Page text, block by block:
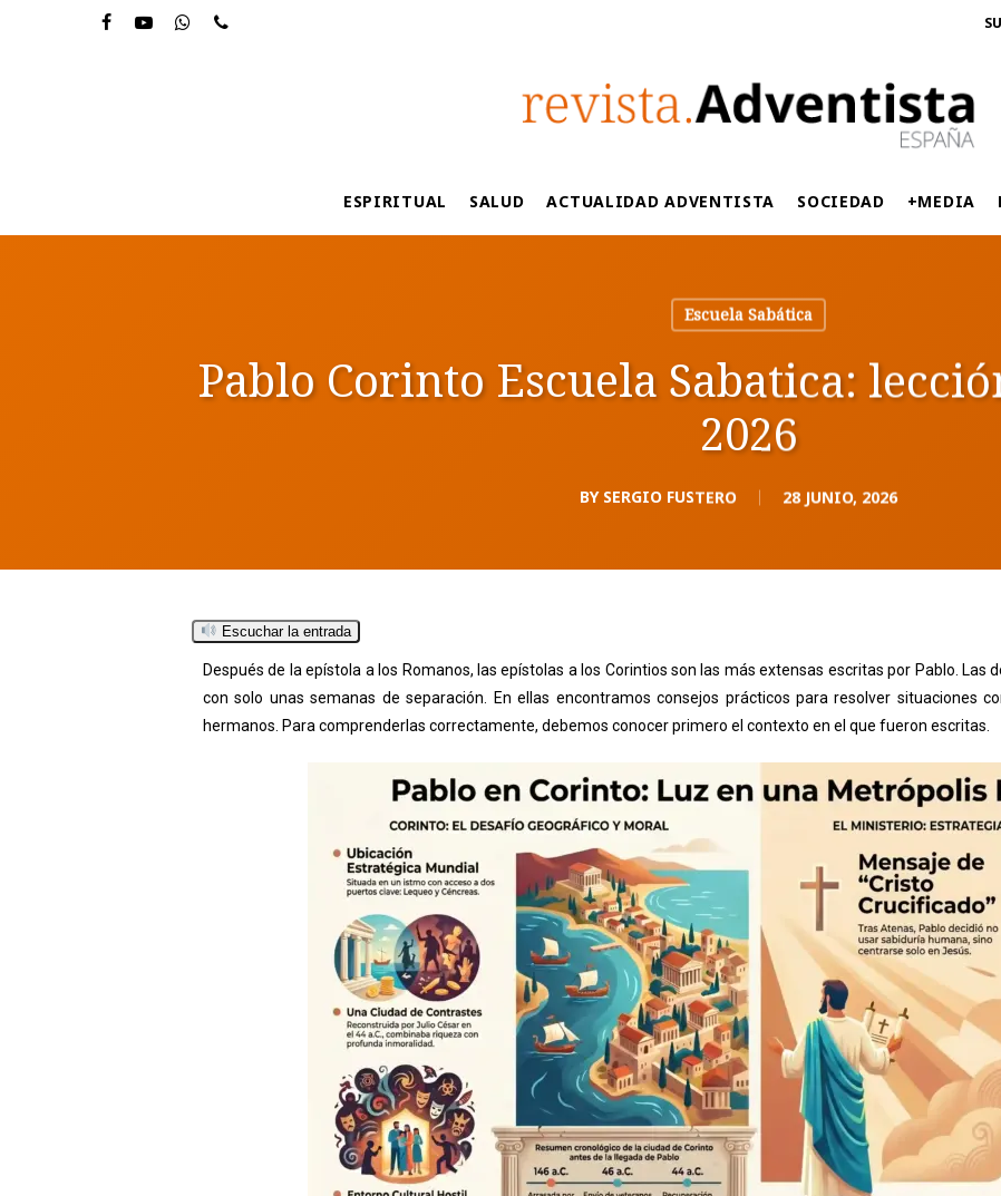
Hit enter to search or ESC to close
ESPIRITUAL SALUD ACTUALIDAD ADVENTISTA SOCIEDAD +MEDIA
Escuela Sabática
Pablo Corinto Escuela Sabatica:
2026
BY SERGIO FUSTERO 28 JUNIO, 2026
Escuchar la entrada
Después de la epístola a los Romanos, las epístolas a los Corintios son las más extensas escritas por Pablo. Las
con solo unas semanas de separación. En ellas encontramos consejos prácticos para resolver situaciones
hermanos. Para comprenderlas correctamente, debemos conocer primero el contexto en el que fueron escritas.